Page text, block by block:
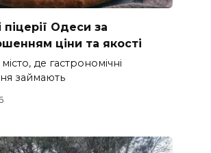
Одеси за
ціни та якості
де гастрономічні
займають